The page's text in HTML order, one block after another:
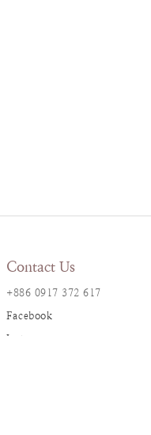
Contact Us
+886 0917 372 617
Facebook
Instagram